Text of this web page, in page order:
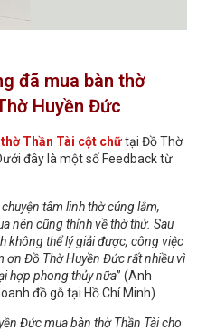
đã mua bàn thờ
Huyền Đức
thờ Thần Tài cột chữtại Đồ Thờ
đây là một số Feedback từ
tâm linh thờ cúng lắm,
nên cũng thỉnh về thờ thử. Sau
không thể lý giải được, công việc
ơn Đồ Thờ Huyền Đức rất nhiều vì
hợp phong thủy nữa” (Anh
đồ gỗ tại Hồ Chí Minh)
Đức mua bàn thờ Thần Tài cho